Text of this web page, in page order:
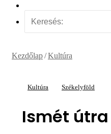
Kezdőlap/Kultúra
Kultúra Székelyföld
Ismét